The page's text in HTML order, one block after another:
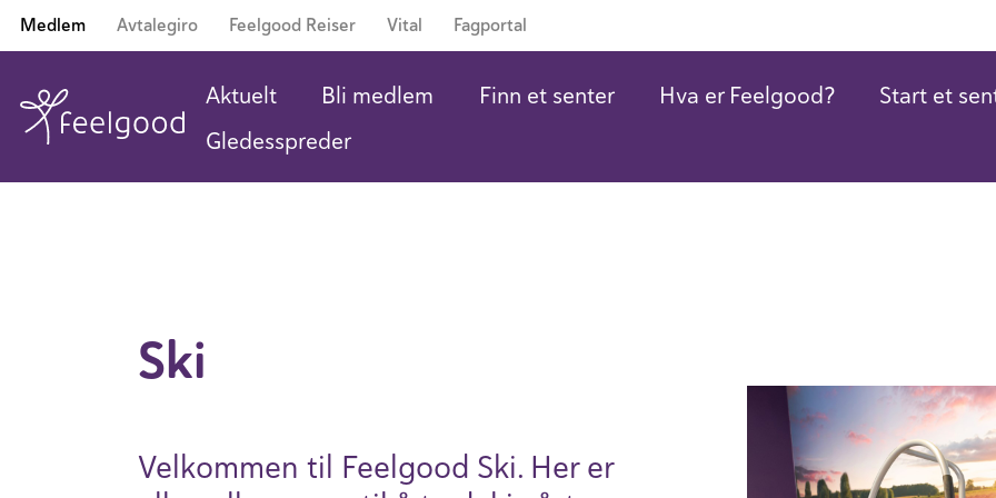
Medlem Avtalegiro Feelgood Reiser Vital Fagportal
Aktuelt Bli medlem Finn et senter Hva er Feelgood? Start et
Gledesspreder
Ski
Velkommen til Feelgood Ski. Her er